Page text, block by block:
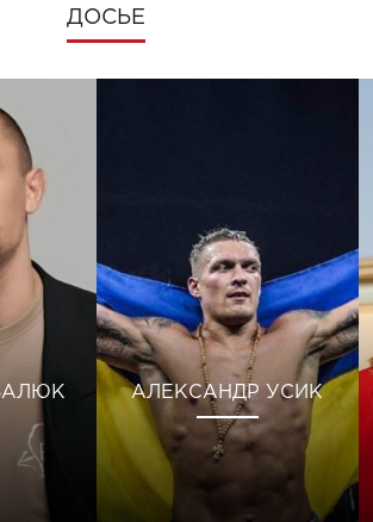
ДОСЬЕ
АЛЕКСАНДР УСИК